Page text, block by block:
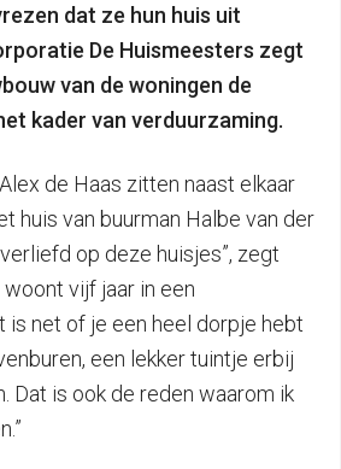
dat ze hun huis uit
De Huismeesters zegt
van de woningen de
kader van verduurzaming.
de Haas zitten naast elkaar
huis van buurman Halbe van der
op deze huisjes”, zegt
vijf jaar in een
is net of je een heel dorpje hebt
een lekker tuintje erbij
Dat is ook de reden waarom ik